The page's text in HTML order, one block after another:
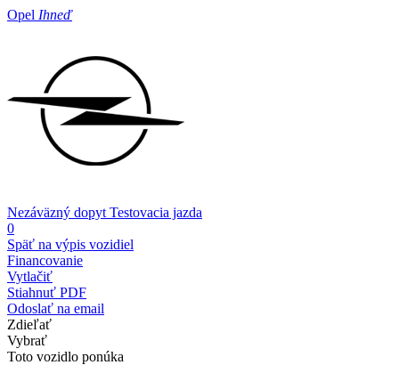
Opel Ihneď
Nezáväzný dopyt Testovacia jazda
0
Späť na výpis vozidiel
Financovanie
Vytlačiť
Stiahnuť PDF
Odoslať na email
Zdieľať
Vybrať
Toto vozidlo ponúka